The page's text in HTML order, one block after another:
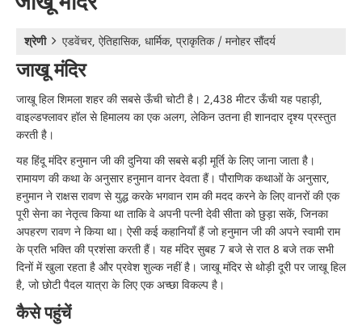
श्रेणी एडवेंचर, ऐतिहासिक, धार्मिक, प्राकृतिक / मनोहर सौंदर्य
जाखू मंदिर
जाखू हिल शिमला शहर की सबसे ऊँची चोटी है। 2,438 मीटर ऊँची यह पहाड़ी,
वाइल्डफ्लावर हॉल से हिमालय का एक अलग, लेकिन उतना ही शानदार दृश्य प्रस्तुत
करती है।
यह हिंदू मंदिर हनुमान जी की दुनिया की सबसे बड़ी मूर्ति के लिए जाना जाता है।
रामायण की कथा के अनुसार हनुमान वानर देवता हैं। पौराणिक कथाओं के अनुसार,
हनुमान ने राक्षस रावण से युद्ध करके भगवान राम की मदद करने के लिए वानरों की एक
पूरी सेना का नेतृत्व किया था ताकि वे अपनी पत्नी देवी सीता को छुड़ा सकें, जिनका
अपहरण रावण ने किया था। ऐसी कई कहानियाँ हैं जो हनुमान जी की अपने स्वामी राम
के प्रति भक्ति की प्रशंसा करती हैं। यह मंदिर सुबह 7 बजे से रात 8 बजे तक सभी
दिनों में खुला रहता है और प्रवेश शुल्क नहीं है। जाखू मंदिर से थोड़ी दूरी पर जाखू हिल
है, जो छोटी पैदल यात्रा के लिए एक अच्छा विकल्प है।
कैसे पहुंचें